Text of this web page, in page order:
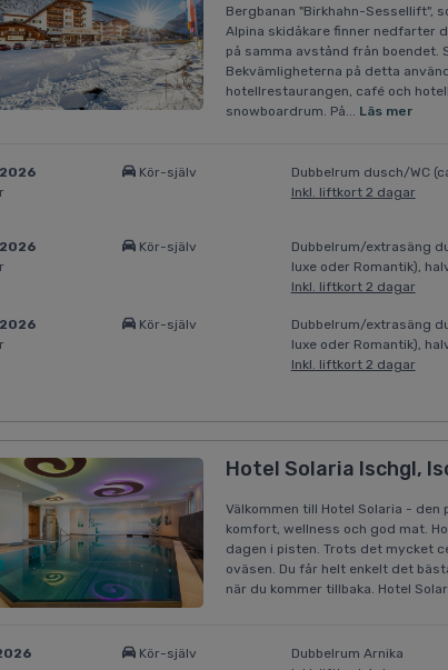
Bergbanan "Birkhahn-Sessellift",
Alpina skidåkare finner nedfarter
på samma avstånd från
Bekvämligheterna på detta
hotellrestaurangen, café och
snowboardrum. På... Läs mer
Kör-själv
Dubbelrum dusch/WC
Inkl. liftkort 2 dagar
Kör-själv
Dubbelrum/extrasäng
luxe oder Romantik),
Inkl. liftkort 2 dagar
Kör-själv
Dubbelrum/extrasäng
luxe oder Romantik),
Inkl. liftkort 2 dagar
Hotel Solaria Ischgl,
Välkommen till Hotel Solaria -
komfort, wellness och god mat.
dagen i pisten. Trots det mycket
oväsen. Du får helt enkelt det
när du kommer tillbaka. Hotel
Kör-själv
Dubbelrum Arnika